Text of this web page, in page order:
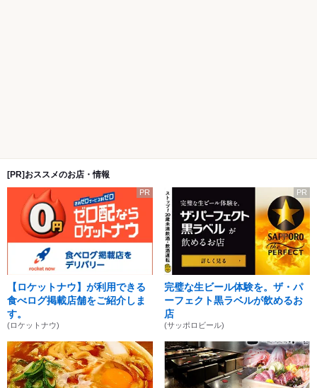
[PR]おススメのお店・情報
PR
【ロケットナウ】が利用できる
食べログ掲載店舗をご紹介しま
す。
(ロケットナウ)
PR
完璧な生ビール体験を。ザ・パ
ーフェクト黒ラベルが飲めるお
店
(サッポロビール)